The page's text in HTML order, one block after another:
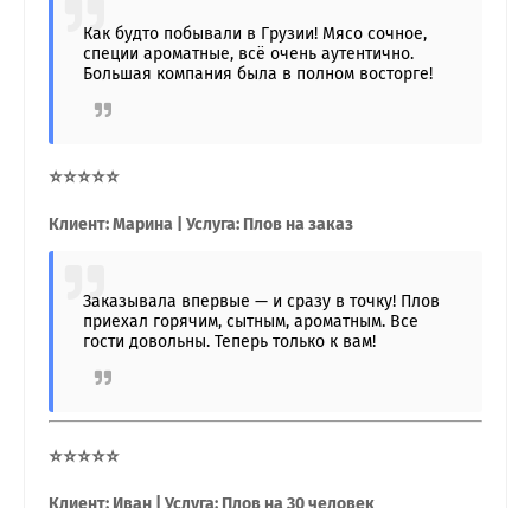
Как будто побывали в Грузии! Мясо сочное,
специи ароматные, всё очень аутентично.
Большая компания была в полном восторге!
⭐⭐⭐⭐⭐
Клиент: Марина | Услуга: Плов на заказ
Заказывала впервые — и сразу в точку! Плов
приехал горячим, сытным, ароматным. Все
гости довольны. Теперь только к вам!
⭐⭐⭐⭐⭐